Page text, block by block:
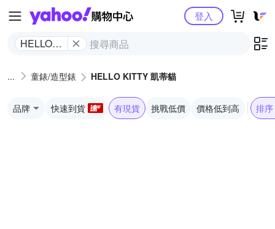
Yahoo購物中心
HELLO
蒂貓
登入
童錶/造型錶 HELLO KITTY 凱蒂貓
品牌 快速到貨 有現貨 挑戰低價 價格低到高 排序